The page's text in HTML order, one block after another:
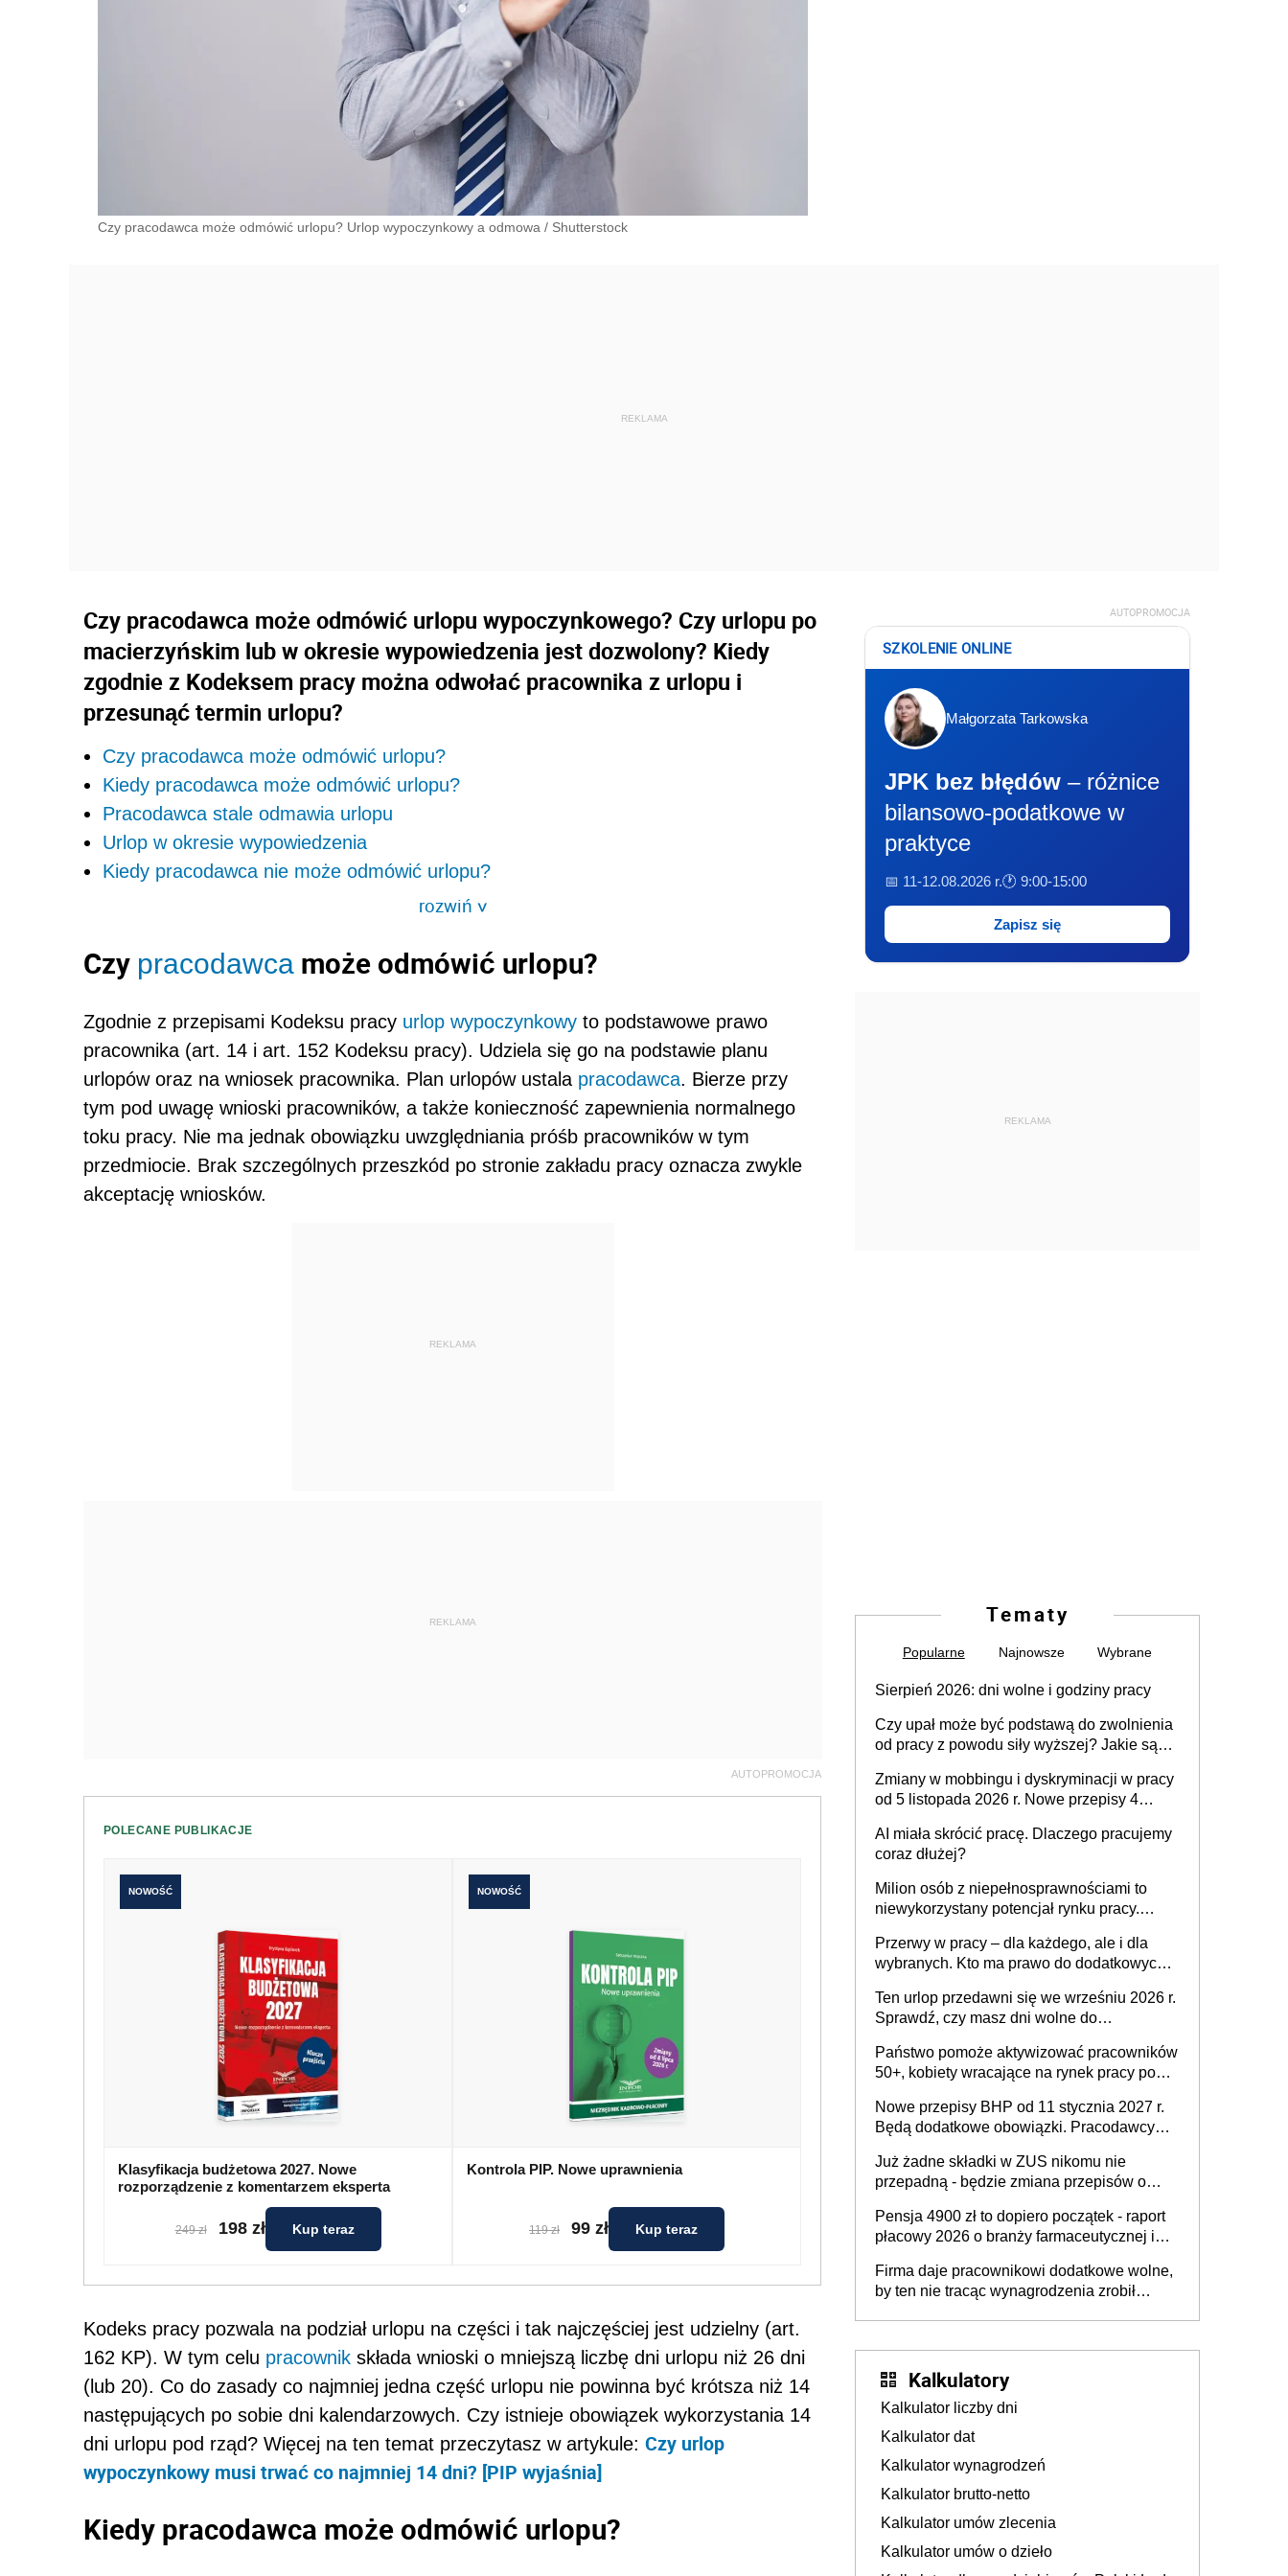
Czy pracodawca może odmówić urlopu? Urlop wypoczynkowy a odmowa / Shutterstock
Czy pracodawca może odmówić urlopu wypoczynkowego? Czy urlopu po
macierzyńskim lub w okresie wypowiedzenia jest dozwolony? Kiedy
zgodnie z Kodeksem pracy można odwołać pracownika z urlopu i
przesunąć termin urlopu?
Czy pracodawca może odmówić urlopu?
Kiedy pracodawca może odmówić urlopu?
Pracodawca stale odmawia urlopu
Urlop w okresie wypowiedzenia
Kiedy pracodawca nie może odmówić urlopu?
rozwiń>
Czy pracodawca może odmówić urlopu?
Zgodnie z przepisami Kodeksu pracy urlop wypoczynkowy to podstawowe prawo
pracownika (art. 14 i art. 152 Kodeksu pracy). Udziela się go na podstawie planu
urlopów oraz na wniosek pracownika. Plan urlopów ustala pracodawca. Bierze przy
tym pod uwagę wnioski pracowników, a także konieczność zapewnienia normalnego
toku pracy. Nie ma jednak obowiązku uwzględniania próśb pracowników w tym
przedmiocie. Brak szczególnych przeszkód po stronie zakładu pracy oznacza zwykle
akceptację wniosków.
REKLAMA
REKLAMA
AUTOPROMOCJA
POLECANE PUBLIKACJE
NOWOŚĆ
Klasyfikacja budżetowa 2027. Nowe
rozporządzenie z komentarzem eksperta
249 zł 198 zł Kup teraz
NOWOŚĆ
Kontrola PIP. Nowe uprawnienia
119 zł 99 zł Kup teraz
Kodeks pracy pozwala na podział urlopu na części i tak najczęściej jest udzielny (art.
162 KP). W tym celu pracownik składa wnioski o mniejszą liczbę dni urlopu niż 26 dni
(lub 20). Co do zasady co najmniej jedna część urlopu nie powinna być krótsza niż 14
następujących po sobie dni kalendarzowych. Czy istnieje obowiązek wykorzystania 14
dni urlopu pod rząd? Więcej na ten temat przeczytasz w artykule: Czy urlop
wypoczynkowy musi trwać co najmniej 14 dni? [PIP wyjaśnia]
Kiedy pracodawca może odmówić urlopu?
AUTOPROMOCJA
SZKOLENIE ONLINE
Małgorzata Tarkowska
JPK bez błędów – różnice
bilansowo-podatkowe w
praktyce
📅 11-12.08.2026 r.🕐 9:00-15:00
Zapisz się
REKLAMA
Tematy
Popularne Najnowsze Wybrane
Sierpień 2026: dni wolne i godziny pracy
Czy upał może być podstawą do zwolnienia
od pracy z powodu siły wyższej? Jakie są
Zmiany w mobbingu i dyskryminacji w pracy
od 5 listopada 2026 r. Nowe przepisy 4
Ustaw
AI miała skrócić pracę. Dlaczego pracujemy
coraz dłużej?
Milion osób z niepełnosprawnościami to
niewykorzystany potencjał rynku pracy.
dofinansowań czy refundacji, ale bariery po
stronie systemu i świadomości
pracodawców [WYWIAD]
Przerwy w pracy – dla każdego, ale i dla
wybranych. Kto ma prawo do dodatkowych
Ten urlop przedawni się we wrześniu 2026 r.
Sprawdź, czy masz dni wolne do
Państwo pomoże aktywizować pracowników
50+, kobiety wracające na rynek pracy po
osoby neuroatypowe. Powstanie Fundusz
na rzecz Inkluzywności w Zatrudnianiu?
Nowe przepisy BHP od 11 stycznia 2027 r.
Będą dodatkowe obowiązki. Pracodawcy
Już żadne składki w ZUS nikomu nie
przepadną - będzie zmiana przepisów o
ubezpieczeniom społecznym
Pensja 4900 zł to dopiero początek - raport
płacowy 2026 o branży farmaceutycznej i
Firma daje pracownikowi dodatkowe wolne,
by ten nie tracąc wynagrodzenia zrobił
Kalkulatory
Kalkulator liczby dni
Kalkulator dat
Kalkulator wynagrodzeń
Kalkulator brutto-netto
Kalkulator umów zlecenia
Kalkulator umów o dzieło